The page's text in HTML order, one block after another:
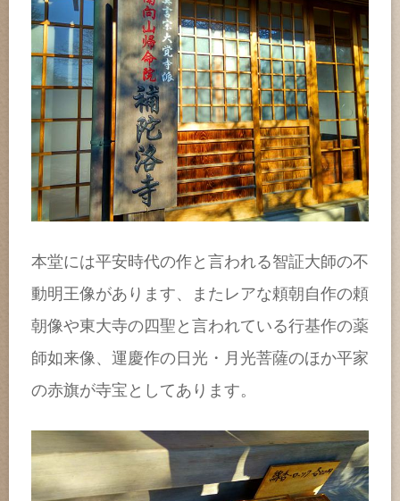
本堂には平安時代の作と言われる智証大師の不
動明王像があります、またレアな頼朝自作の頼
朝像や東大寺の四聖と言われている行基作の薬
師如来像、運慶作の日光・月光菩薩のほか平家
の赤旗が寺宝としてあります。